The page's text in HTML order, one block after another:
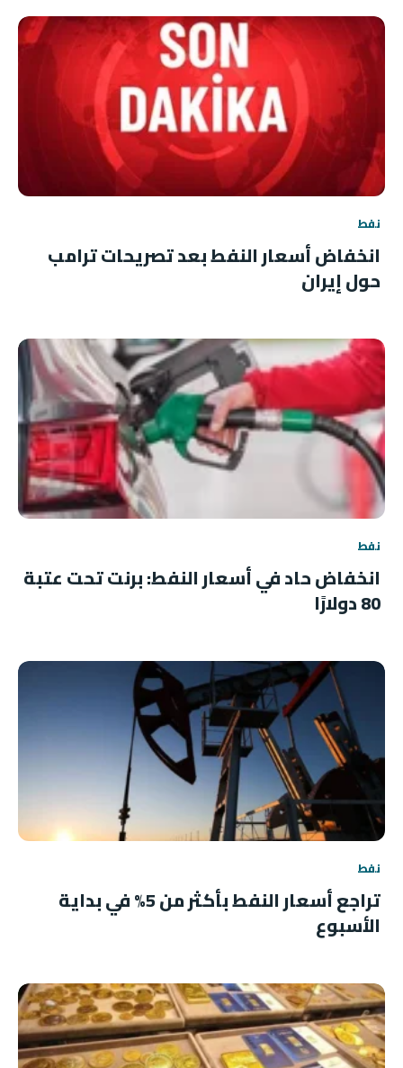
نفط
انخفاض أسعار النفط بعد تصريحات ترامب
حول إيران
نفط
انخفاض حاد في أسعار النفط: برنت تحت عتبة
80 دولارًا
نفط
تراجع أسعار النفط بأكثر من 5% في بداية
الأسبوع